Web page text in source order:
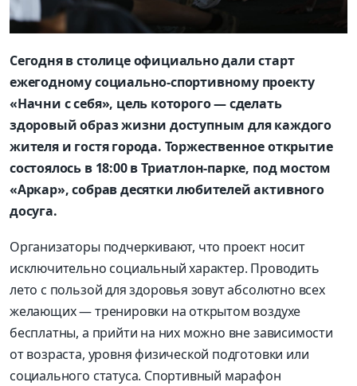
Сегодня в столице официально дали старт
ежегодному социально-спортивному проекту
«Начни с себя», цель которого — сделать
здоровый образ жизни доступным для каждого
жителя и гостя города. Торжественное открытие
состоялось в 18:00 в Триатлон-парке, под мостом
«Аркар», собрав десятки любителей активного
досуга.
Организаторы подчеркивают, что проект носит
исключительно социальный характер. Проводить
лето с пользой для здоровья зовут абсолютно всех
желающих — тренировки на открытом воздухе
бесплатны, а прийти на них можно вне зависимости
от возраста, уровня физической подготовки или
социального статуса. Спортивный марафон